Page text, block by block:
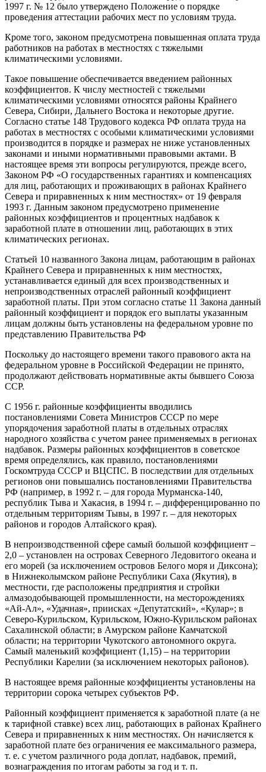
1997 г. № 12 было утверждено Положение о порядке
проведения аттестации рабочих мест по условиям труда.
Кроме того, законом предусмотрена повышенная оплата труда
работников на работах в местностях с тяжелыми
климатическими условиями.
Такое повышение обеспечивается введением районных
коэффициентов. К числу местностей с тяжелыми
климатическими условиями относятся районы Крайнего
Севера, Сибири, Дальнего Востока и некоторые другие.
Согласно статье 148 Трудового кодекса РФ оплата труда на
работах в местностях с особыми климатическими условиями
производится в порядке и размерах не ниже установленных
законами и иными нормативными правовыми актами. В
настоящее время эти вопросы регулируются, прежде всего,
Законом РФ «О государственных гарантиях и компенсациях
для лиц, работающих и проживающих в районах Крайнего
Севера и приравненных к ним местностях» от 19 февраля
1993 г. Данным законом предусмотрено применение
районных коэффициентов и процентных надбавок к
заработной плате в отношении лиц, работающих в этих
климатических регионах.
Статьей 10 названного Закона лицам, работающим в районах
Крайнего Севера и приравненных к ним местностях,
устанавливается единый для всех производственных и
непроизводственных отраслей районный коэффициент
заработной платы. При этом согласно статье 11 Закона данный
районный коэффициент и порядок его выплаты указанным
лицам должны быть установлены на федеральном уровне по
представлению Правительства РФ
Поскольку до настоящего времени такого правового акта на
федеральном уровне в Российской Федерации не принято,
продолжают действовать нормативные акты бывшего Союза
ССР.
С 1956 г. районные коэффициенты вводились
постановлениями Совета Министров СССР по мере
упорядочения заработной платы в отдельных отраслях
народного хозяйства с учетом ранее применяемых в регионах
надбавок. Размеры районных коэффициентов в советское
время определялись, как правило, постановлениями
Госкомтруда СССР и ВЦСПС. В последствии для отдельных
регионов они повышались постановлениями Правительства
РФ (например, в 1992 г. – для города Мурманска-140,
республик Тыва и Хакасия, в 1994 г. – дифференцированно по
отдельным территориям Тывы, в 1997 г. – для некоторых
районов и городов Алтайского края).
В непроизводственной сфере самый большой коэффициент –
2,0 – установлен на островах Северного Ледовитого океана и
его морей (за исключением островов Белого моря и Диксона);
в Нижнеколымском районе Республики Саха (Якутия), в
местности, где расположены предприятия и стройки
алмазодобывающей промышленности, на месторождениях
«Ай-Ал», «Удачная», приисках «Депутатский», «Кулар»; в
Северо-Курильском, Курильском, Южно-Курильском районах
Сахалинской области; в Амурском районе Камчатской
области; на территории Чукотского автономного округа.
Самый маленький коэффициент (1,15) – на территории
Республики Карелии (за исключением некоторых районов).
В настоящее время районные коэффициенты установлены на
территории сорока четырех субъектов РФ.
Районный коэффициент применяется к заработной плате (а не
к тарифной ставке) всех лиц, работающих в районах Крайнего
Севера и приравненных к ним местностях. Он начисляется к
заработной плате без ограничения ее максимального размера,
т. е. с учетом различного рода доплат, надбавок, премий,
вознаграждения по итогам работы за год и т. п.